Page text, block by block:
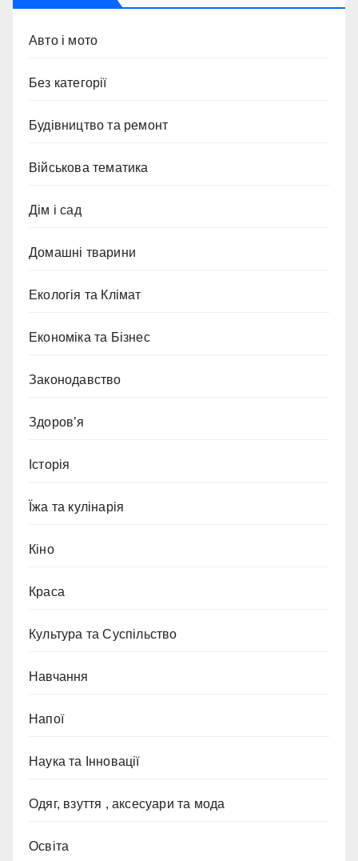
Авто і мото
Без категорії
Будівництво та ремонт
Військова тематика
Дім і сад
Домашні тварини
Екологія та Клімат
Економіка та Бізнес
Законодавство
Здоров’я
Історія
Їжа та кулінарія
Кіно
Краса
Культура та Суспільство
Навчання
Напої
Наука та Інновації
Одяг, взуття , аксесуари та мода
Освіта